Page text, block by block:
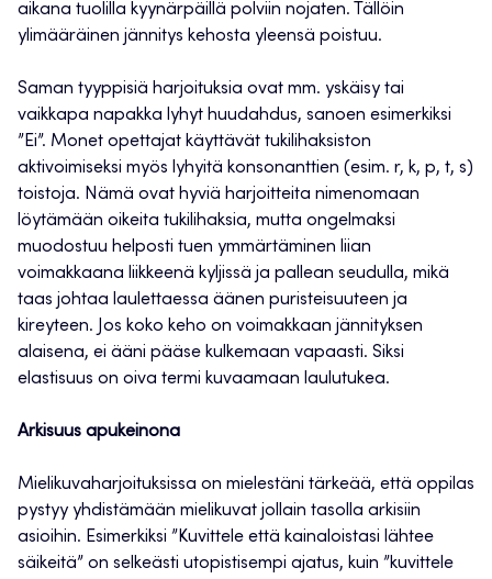
aikana tuolilla kyynärpäillä polviin nojaten. Tällöin
ylimääräinen jännitys kehosta yleensä poistuu.
Saman tyyppisiä harjoituksia ovat mm. yskäisy tai
vaikkapa napakka lyhyt huudahdus, sanoen esimerkiksi
”Ei”. Monet opettajat käyttävät tukilihaksiston
aktivoimiseksi myös lyhyitä konsonanttien (esim. r, k, p, t, s)
toistoja. Nämä ovat hyviä harjoitteita nimenomaan
löytämään oikeita tukilihaksia, mutta ongelmaksi
muodostuu helposti tuen ymmärtäminen liian
voimakkaana liikkeenä kyljissä ja pallean seudulla, mikä
taas johtaa laulettaessa äänen puristeisuuteen ja
kireyteen. Jos koko keho on voimakkaan jännityksen
alaisena, ei ääni pääse kulkemaan vapaasti. Siksi
elastisuus on oiva termi kuvaamaan laulutukea.
Arkisuus apukeinona
Mielikuvaharjoituksissa on mielestäni tärkeää, että oppilas
pystyy yhdistämään mielikuvat jollain tasolla arkisiin
asioihin. Esimerkiksi ”Kuvittele että kainaloistasi lähtee
säikeitä” on selkeästi utopistisempi ajatus, kuin ”kuvittele